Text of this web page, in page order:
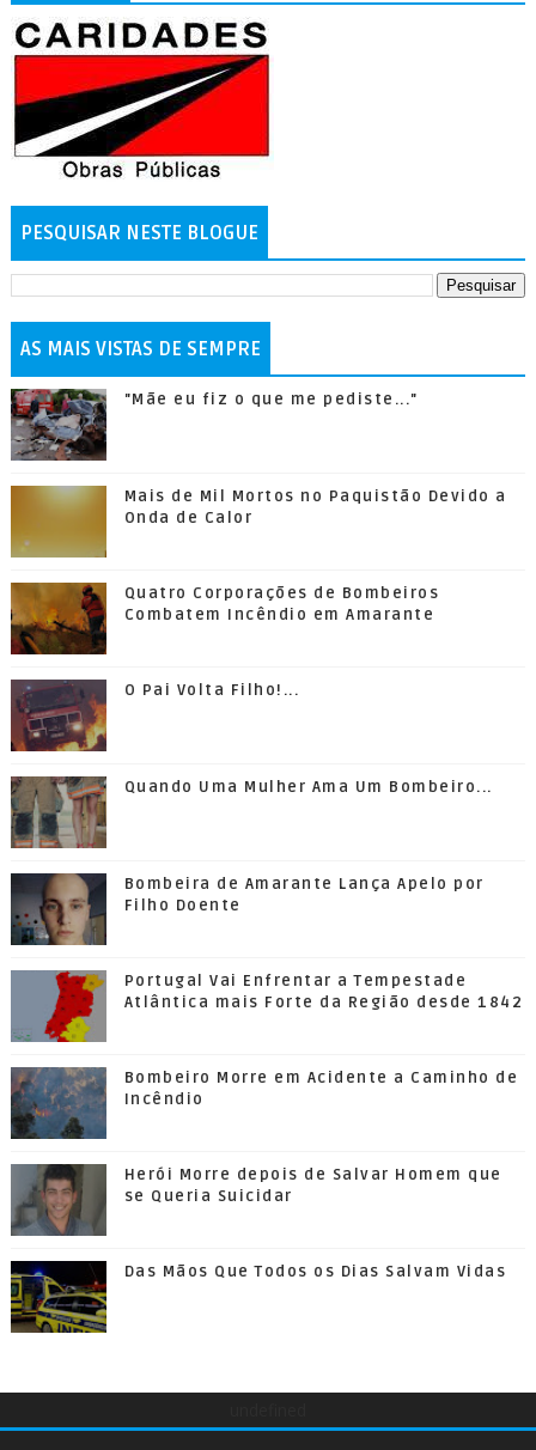
PESQUISAR NESTE BLOGUE
AS MAIS VISTAS DE SEMPRE
"Mãe eu fiz o que me pediste..."
Mais de Mil Mortos no Paquistão Devido a
Onda de Calor
Quatro Corporações de Bombeiros
Combatem Incêndio em Amarante
O Pai Volta Filho!...
Quando Uma Mulher Ama Um Bombeiro...
Bombeira de Amarante Lança Apelo por
Filho Doente
Portugal Vai Enfrentar a Tempestade
Atlântica mais Forte da Região desde 1842
Bombeiro Morre em Acidente a Caminho de
Incêndio
Herói Morre depois de Salvar Homem que
se Queria Suicidar
Das Mãos Que Todos os Dias Salvam Vidas